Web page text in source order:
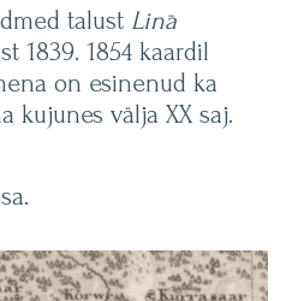
talust Lin̄a
1839. 1854 kaardil
on esinenud ka
kujunes välja XX saj.